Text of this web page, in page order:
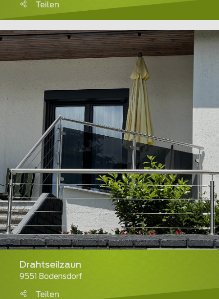
Teilen
Drahtseilzaun
9551 Bodensdorf
Teilen